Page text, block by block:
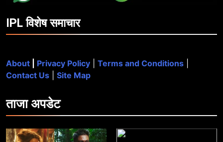
IPL विशेष समाचार
About Privacy Policy Terms and Conditions
Contact Us
Site Map
ताजाअपडेट